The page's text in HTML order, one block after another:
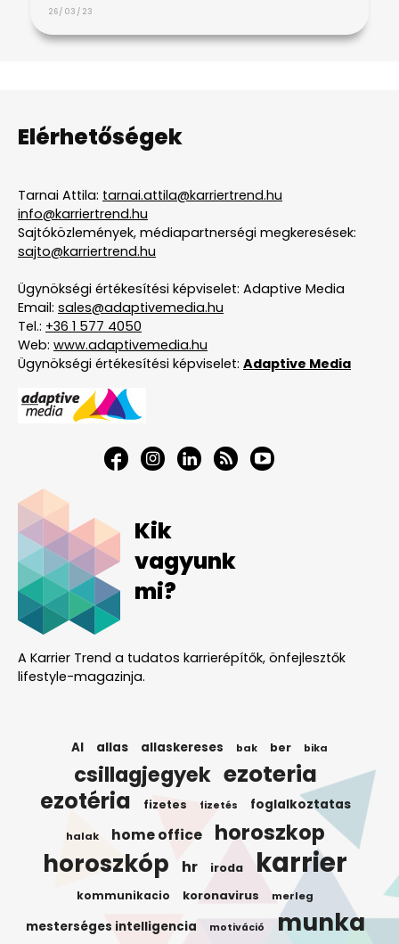
26/03/23
Elérhetőségek
Tarnai Attila: tarnai.attila@karriertrend.hu
info@karriertrend.hu
Sajtóközlemények, médiapartnerségi megkeresések:
sajto@karriertrend.hu
Ügynökségi értékesítési képviselet: Adaptive Media
Email: sales@adaptivemedia.hu
Tel.: +36 1 577 4050
Web: www.adaptivemedia.hu
Ügynökségi értékesítési képviselet: Adaptive Media
Kik
vagyunk
mi?
A Karrier Trend a tudatos karrierépítők, önfejlesztők
lifestyle-magazinja.
AI allas allaskereses bak ber bika
csillagjegyek ezoteria
ezotéria fizetes fizetés foglalkoztatas
halak home office horoszkop
horoszkóp hr iroda karrier
kommunikacio koronavirus merleg
mesterséges intelligencia motiváció munka